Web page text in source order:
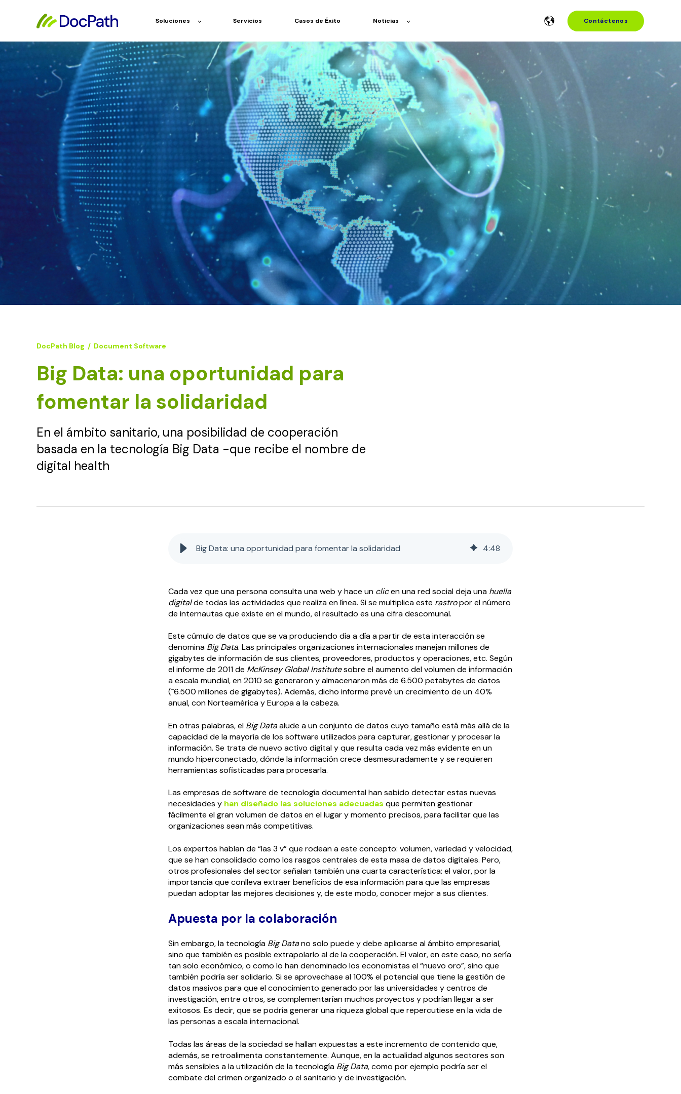
Soluciones Servicios Casos de Éxito Noticias Contáctenos
DocPath Blog / Document Software
Big Data: una oportunidad para
fomentar la solidaridad
En el ámbito sanitario, una posibilidad de cooperación
basada en la tecnología Big Data -que recibe el nombre de
digital health
Big Data: una oportunidad para fomentar la solidaridad 4:48
Cada vez que una persona consulta una web y hace un clicen una red social deja una huella
digitalde todas las actividades que realiza en línea. Si se multiplica este rastropor el número
de internautas que existe en el mundo, el resultado es una cifra descomunal.
Este cúmulo de datos que se va produciendo día a día a partir de esta interacción se
denomina Big Data. Las principales organizaciones internacionales manejan millones de
gigabytes de información de sus clientes, proveedores, productos y operaciones, etc. Según
el informe de 2011 de McKinsey Global Institutesobre el aumento del volumen de información
a escala mundial, en 2010 se generaron y almacenaron más de 6.500 petabytes de datos
(˜6.500 millones de gigabytes). Además, dicho informe prevé un crecimiento de un 40%
anual, con Norteamérica y Europa a la cabeza.
En otras palabras, el Big Dataalude a un conjunto de datos cuyo tamaño está más allá de la
capacidad de la mayoría de los software utilizados para capturar, gestionar y procesar la
información. Se trata de nuevo activo digital y que resulta cada vez más evidente en un
mundo hiperconectado, dónde la información crece desmesuradamente y se requieren
herramientas sofisticadas para procesarla.
Las empresas de software de tecnología documental han sabido detectar estas nuevas
necesidades y han diseñado las soluciones adecuadas que permiten gestionar
fácilmente el gran volumen de datos en el lugar y momento precisos, para facilitar que las
organizaciones sean más competitivas.
Los expertos hablan de “las 3 v” que rodean a este concepto: volumen, variedad y velocidad,
que se han consolidado como los rasgos centrales de esta masa de datos digitales. Pero,
otros profesionales del sector señalan también una cuarta característica: el valor, por la
importancia que conlleva extraer beneficios de esa información para que las empresas
puedan adoptar las mejores decisiones y, de este modo, conocer mejor a sus clientes.
Apuesta por la colaboración
Sin embargo, la tecnología Big Datano solo puede y debe aplicarse al ámbito empresarial,
sino que también es posible extrapolarlo al de la cooperación. El valor, en este caso, no sería
tan solo económico, o como lo han denominado los economistas el “nuevo oro”, sino que
también podría ser solidario. Si se aprovechase al 100% el potencial que tiene la gestión de
datos masivos para que el conocimiento generado por las universidades y centros de
investigación, entre otros, se complementarían muchos proyectos y podrían llegar a ser
exitosos. Es decir, que se podría generar una riqueza global que repercutiese en la vida de
las personas a escala internacional.
Todas las áreas de la sociedad se hallan expuestas a este incremento de contenido que,
además, se retroalimenta constantemente. Aunque, en la actualidad algunos sectores son
más sensibles a la utilización de la tecnología Big Data, como por ejemplo podría ser el
combate del crimen organizado o el sanitario y de investigación.